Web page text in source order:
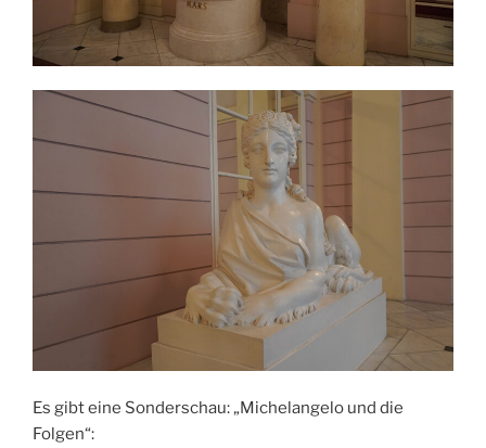
Es gibt eine Sonderschau: „Michelangelo und die
Folgen“: